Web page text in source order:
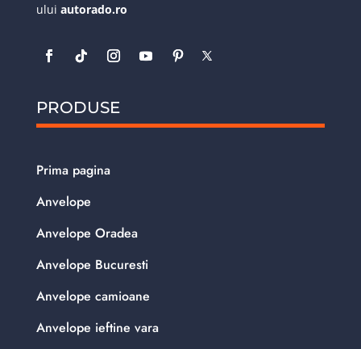
ului autorado.ro
PRODUSE
Prima pagina
Anvelope
Anvelope Oradea
Anvelope Bucuresti
Anvelope camioane
Anvelope ieftine vara